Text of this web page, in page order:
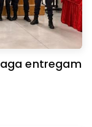
entregam